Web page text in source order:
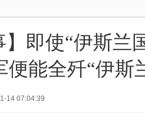
】即使“伊斯兰
便能全歼“伊斯
14 07:04:39